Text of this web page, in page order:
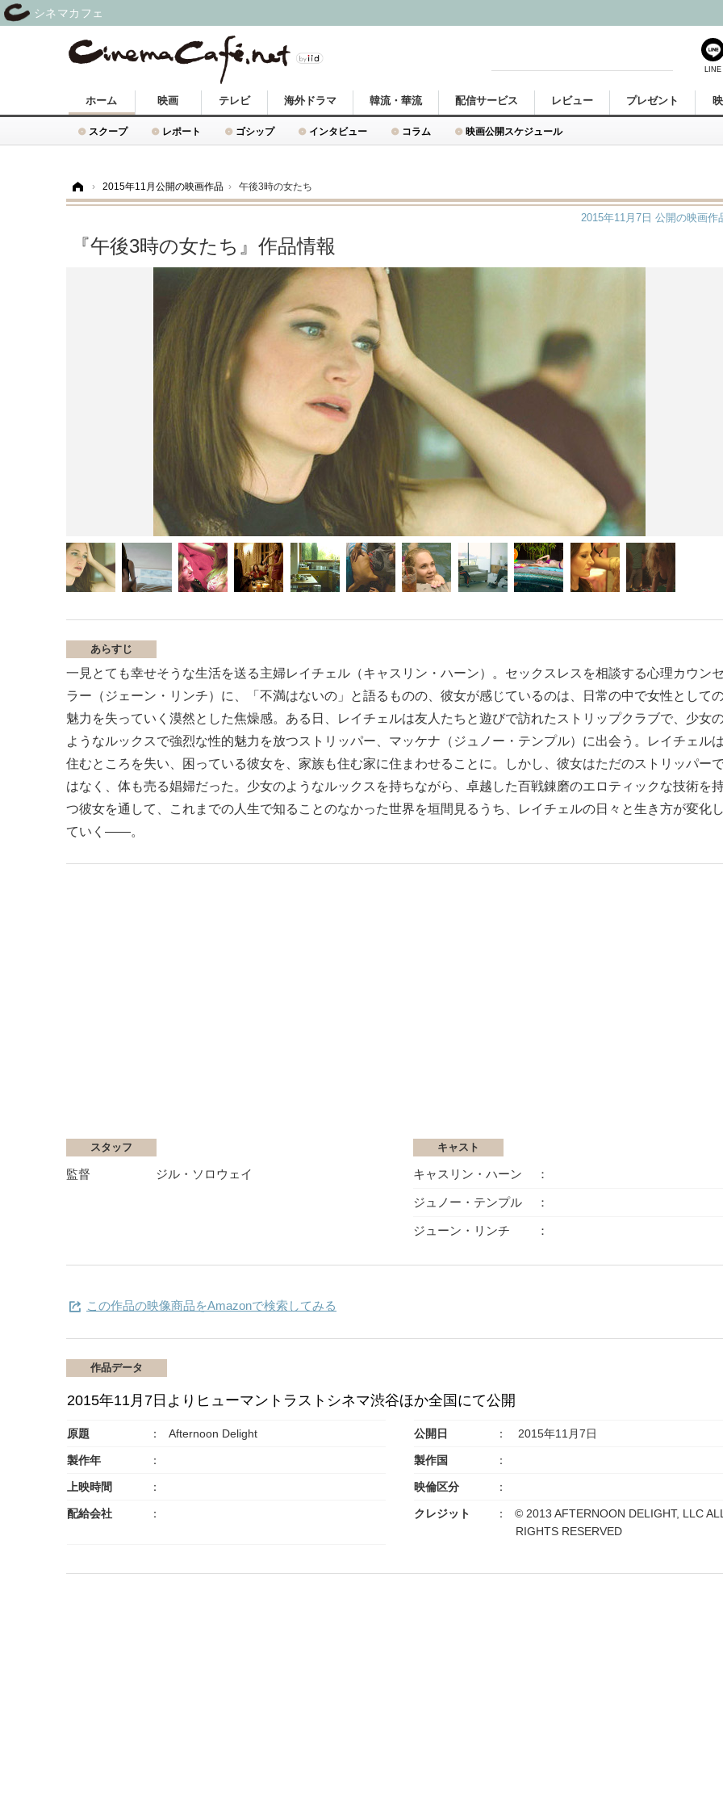
ホーム
スクープ レポート ゴシップ インタビュー コラム 映画公開スケジュール
映画 テレビ 海外ドラマ 韓流・華流 配信サービス レビュー プレゼント
› 2015年11月公開の映画作品 › 午後3時の女たち
『午後3時の女たち』作品情報
2015年11月7日 公開の映画作
あらすじ
一見とても幸せそうな生活を送る主婦レイチェル（キャスリン・ハーン）。セックスレスを相談する心理カウンセ
ラー（ジェーン・リンチ）に、「不満はないの」と語るものの、彼女が感じているのは、日常の中で女性として
魅力を失っていく漠然とした焦燥感。ある日、レイチェルは友人たちと遊びで訪れたストリップクラブで、少女
ようなルックスで強烈な性的魅力を放つストリッパー、マッケナ（ジュノー・テンプル）に出会う。レイチェルは
住むところを失い、困っている彼女を、家族も住む家に住まわせることに。しかし、彼女はただのストリッパー
はなく、体も売る娼婦だった。少女のようなルックスを持ちながら、卓越した百戦錬磨のエロティックな技術を
つ彼女を通して、これまでの人生で知ることのなかった世界を垣間見るうち、レイチェルの日々と生き方が変化し
ていく――。
スタッフ
監督 ジル・ソロウェイ
キャスト
キャスリン・ハーン
ジュノー・テンプル
ジューン・リンチ
この作品の映像商品をAmazonで検索してみる
作品データ
2015年11月7日よりヒューマントラストシネマ渋谷ほか全国にて公開
原題 Afternoon Delight 公開日 2015年11月7日
製作年 製作国
上映時間 映倫区分
配給会社 クレジット
© 2013 AFTERNOON DELIGHT, LLC ALL
RIGHTS RESERVED
LINE
シネマカフェ